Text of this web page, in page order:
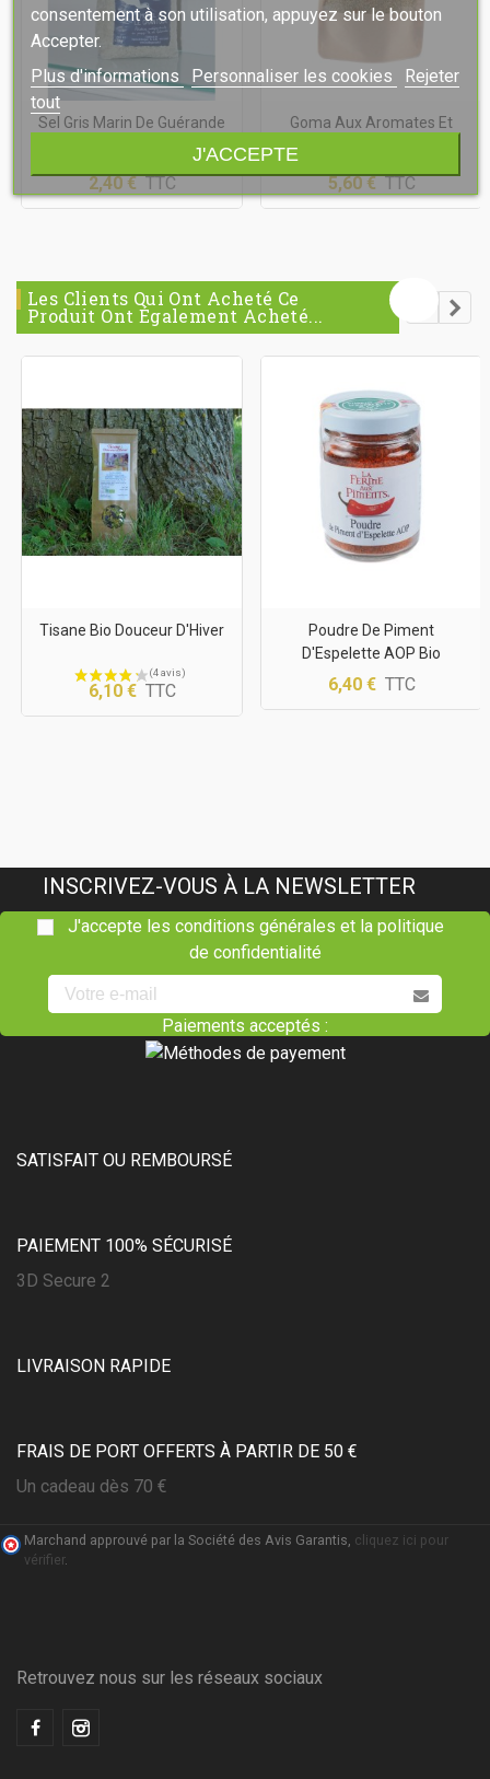
Sel Gris Marin De Guérande
2,40 € TTC
Goma Aux Aromates Et
5,60 € TTC
Les Clients Qui Ont Acheté Ce
Produit Ont Également Acheté...
Tisane Bio Douceur D'Hiver
6,10 € TTC
Poudre De Piment
D'Espelette AOP Bio
6,40 € TTC
INSCRIVEZ-VOUS À LA NEWSLETTER
J'accepte les conditions générales et la politique
de confidentialité
Paiements acceptés :
SATISFAIT OU REMBOURSÉ
PAIEMENT 100% SÉCURISÉ
3D Secure 2
LIVRAISON RAPIDE
FRAIS DE PORT OFFERTS À PARTIR DE 50 €
Un cadeau dès 70 €
Marchand approuvé par la Société des Avis Garantis, cliquez ici pour
vérifier.
consentement à son utilisation, appuyez sur le bouton
Accepter.
Plus d'informations
Personnaliser les cookies
Rejeter
tout
J'ACCEPTE
Retrouvez nous sur les réseaux sociaux